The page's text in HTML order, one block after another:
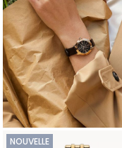
NOUVELLE